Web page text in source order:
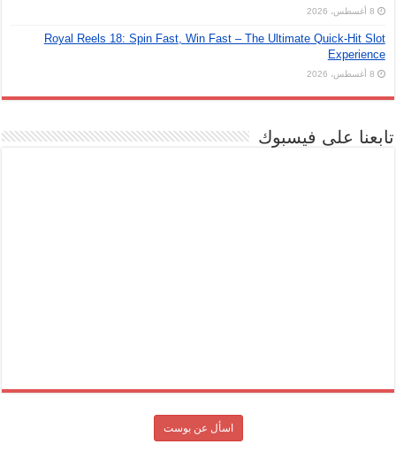
8 أغسطس، 2026
Royal Reels 18: Spin Fast, Win Fast – The Ultimate Quick‑Hit Slot
Experience
8 أغسطس، 2026
تابعنا على فيسبوك
اسأل عن بوست